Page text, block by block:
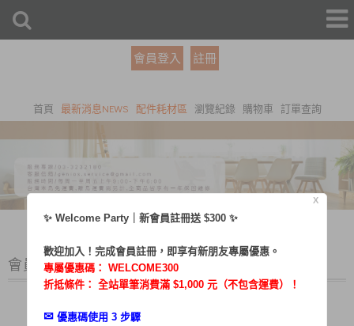
會員登入 註冊
首頁 最新消息NEWS 配件耗材區 瀏覽紀錄 購物車 訂單查詢
會員登入
X
✨ Welcome Party｜新會員註冊送 $300 ✨
歡迎加入！完成會員註冊，即享有新朋友專屬優惠。
專屬優惠碼： WELCOME300
折抵條件： 全站單筆消費滿 $1,000 元（不包含運費）！
✉︎ 優惠碼使用 3 步驟